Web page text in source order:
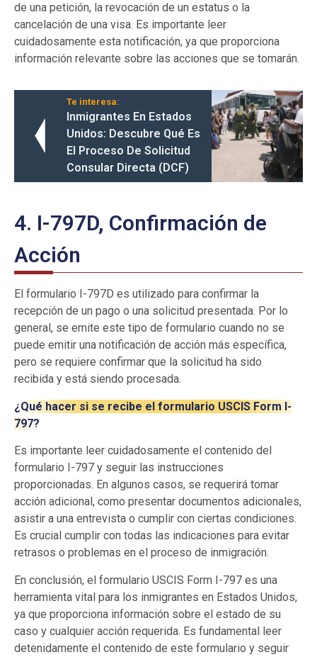
de una petición, la revocación de un estatus o la
cancelación de una visa. Es importante leer
cuidadosamente esta notificación, ya que proporciona
información relevante sobre las acciones que se tomarán.
Te interesa:
Inmigrantes En Estados
Unidos: Descubre Qué Es
El Proceso De Solicitud
Consular Directa (DCF)
4. I-797D, Confirmación de
Acción
El formulario I-797D es utilizado para confirmar la
recepción de un pago o una solicitud presentada. Por lo
general, se emite este tipo de formulario cuando no se
puede emitir una notificación de acción más específica,
pero se requiere confirmar que la solicitud ha sido
recibida y está siendo procesada.
¿Qué hacer si se recibe el formulario USCIS Form I-
797?
Es importante leer cuidadosamente el contenido del
formulario I-797 y seguir las instrucciones
proporcionadas. En algunos casos, se requerirá tomar
acción adicional, como presentar documentos adicionales,
asistir a una entrevista o cumplir con ciertas condiciones.
Es crucial cumplir con todas las indicaciones para evitar
retrasos o problemas en el proceso de inmigración.
En conclusión, el formulario USCIS Form I-797 es una
herramienta vital para los inmigrantes en Estados Unidos,
ya que proporciona información sobre el estado de su
caso y cualquier acción requerida. Es fundamental leer
detenidamente el contenido de este formulario y seguir